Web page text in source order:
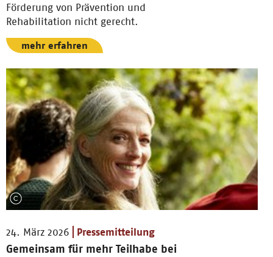
Förderung von Prävention und
Rehabilitation nicht gerecht.
mehr erfahren
24. März 2026 Pressemitteilung
Gemeinsam für mehr Teilhabe bei